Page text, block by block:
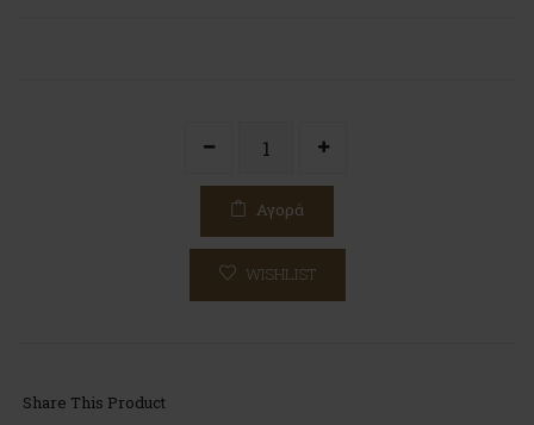
Αγορά
WISHLIST
Share This Product